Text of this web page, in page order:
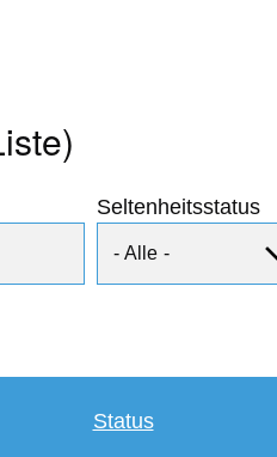
Seltenheitsstatus
Status